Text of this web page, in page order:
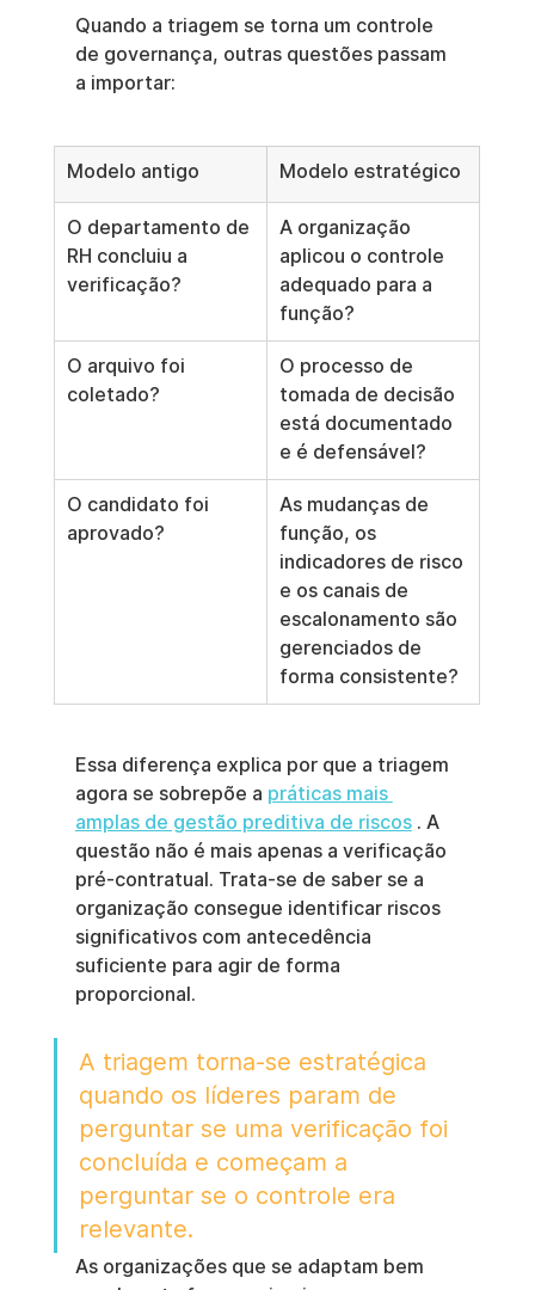
Quando a triagem se torna um controle
de governança, outras questões passam
a importar:
Modelo antigo Modelo estratégico
O departamento de
RH concluiu a
verificação?
A organização
aplicou o controle
adequado para a
função?
O arquivo foi
coletado?
O processo de
tomada de decisão
está documentado
e é defensável?
O candidato foi
aprovado?
As mudanças de
função, os
indicadores de risco
e os canais de
escalonamento são
gerenciados de
forma consistente?
Essa diferença explica por que a triagem
agora se sobrepõe a práticas mais
amplas de gestão preditiva de riscos . A
questão não é mais apenas a verificação
pré-contratual. Trata-se de saber se a
organização consegue identificar riscos
significativos com antecedência
suficiente para agir de forma
proporcional.
A triagem torna-se estratégica
quando os líderes param de
perguntar se uma verificação foi
concluída e começam a
perguntar se o controle era
relevante.
As organizações que se adaptam bem